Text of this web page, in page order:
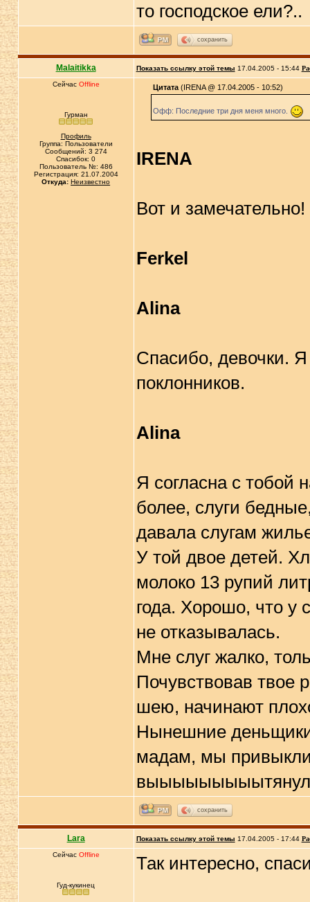
то господское ели?..
сохранить
Malaitikka Показать ссылку этой темы 17.04.2005 - 15:44
Сейчас Offline
Гурман
Профиль
Группа: Пользователи
Сообщений: 3 274
Спасибок: 0
Пользователь №: 486
Регистрация: 21.07.2004
Откуда: Неизвестно
Цитата(IRENA @ 17.04.2005 - 10:52)
Офф: Последние три дня меня много.
IRENA
Вот и
Ferkel
Alina
Спасибо, девочки. Я
поклонников.
Alina
Я согласна с тобой
более, слуги
давала слугам
У той двое детей.
молоко 13 рупий
года. Хорошо, что у
не отказывалась.
Мне слуг жалко,
Почувствовав твое
шею, начинают
Нынешние деньщики
мадам, мы
сохранить
Lara Показать ссылку этой темы 17.04.2005 - 17:44
Сейчас Offline
Гуд-кукинец
Так интересно,